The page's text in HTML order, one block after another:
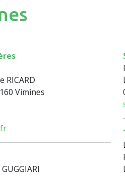
RICARD
Vimines